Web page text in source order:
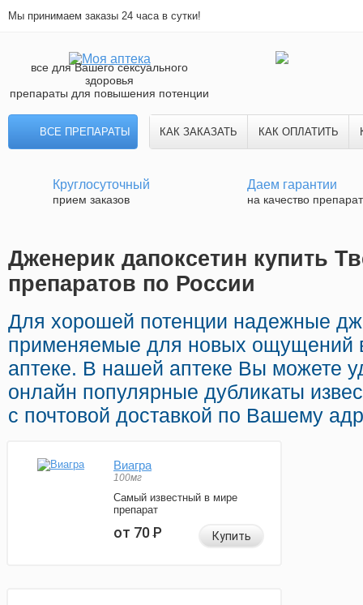
Мы принимаем заказы 24 часа в сутки!
все для Вашего сексуального
здоровья
препараты для повышения потенции
ВСЕ ПРЕПАРАТЫ КАК ЗАКАЗАТЬ КАК ОПЛАТИТЬ
Круглосуточный
прием заказов
Даем гарантии
на качество
Дженерик дапоксетин купить
препаратов по России
Для хорошей потенции надежные
применяемые для новых ощущений
аптеке. В нашей аптеке Вы можете
онлайн популярные дубликаты
с почтовой доставкой по Вашему
Виагра
100мг
Самый известный в мире
препарат
от 70Р Купить